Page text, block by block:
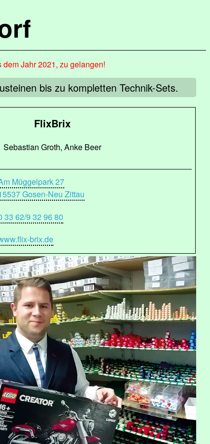
Jahr 2021, zu gelangen!
bis zu kompletten Technik-Sets.
FlixBrix
Sebastian Groth, Anke Beer
Müggelpark 27
Gosen-Neu Zittau
33 62/9 32 96 80
brix.de